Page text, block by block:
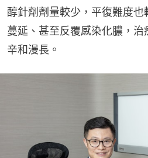
醇針劑劑量較少，平復難度也
蔓延、甚至反覆感染化膿，
辛和漫長。